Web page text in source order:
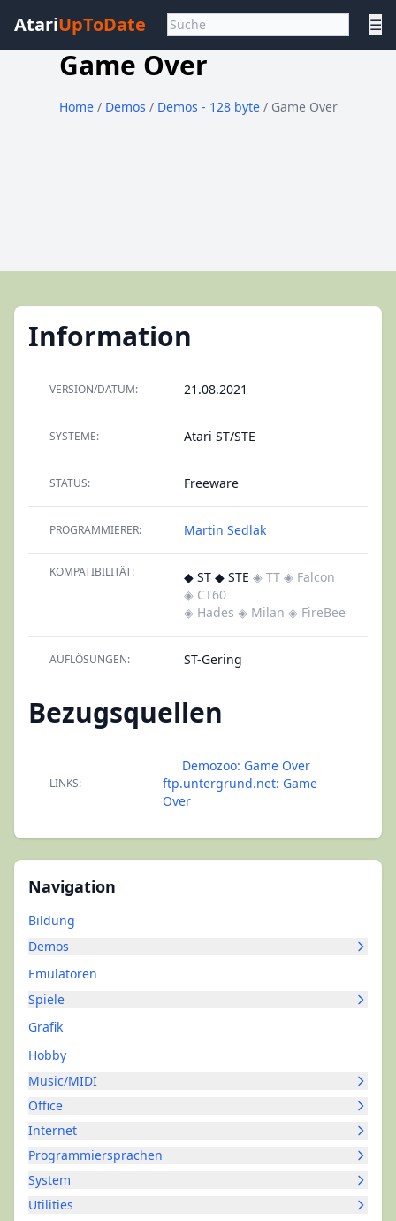
AtariUpToDate ☰
Game Over
Home/ Demos / Demos - 128 byte / Game Over
Navigation
Bildung
Demos
Emulatoren
Spiele
Grafik
Hobby
Music/MIDI
Office
Internet
Programmiersprachen
System
Utilities
Information
VERSION/DATUM: 21.08.2021
SYSTEME: Atari ST/STE
STATUS: Freeware
PROGRAMMIERER: Martin Sedlak
KOMPATIBILITÄT: ◆ ST ◆ STE ◈ TT ◈ Falcon
◈ CT60
◈ Hades ◈ Milan ◈ FireBee
AUFLÖSUNGEN: ST-Gering
Bezugsquellen
LINKS:
Demozoo: Game Over
ftp.untergrund.net: Game
Over